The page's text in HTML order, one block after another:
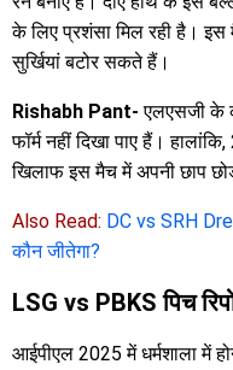
के लिए प्रशंसा मिल रही है।
सुर्खियां बटोर सकते हैं।
Rishabh Pant- एलएसजी के
फॉर्म नहीं दिखा पाए हैं।
खिलाफ इस मैच में अपनी छाप
Also Read: DC vs SRH
कौन जीतेगा?
LSG vs PBKS पिच
आईपीएल 2025 में धर्मशाला में